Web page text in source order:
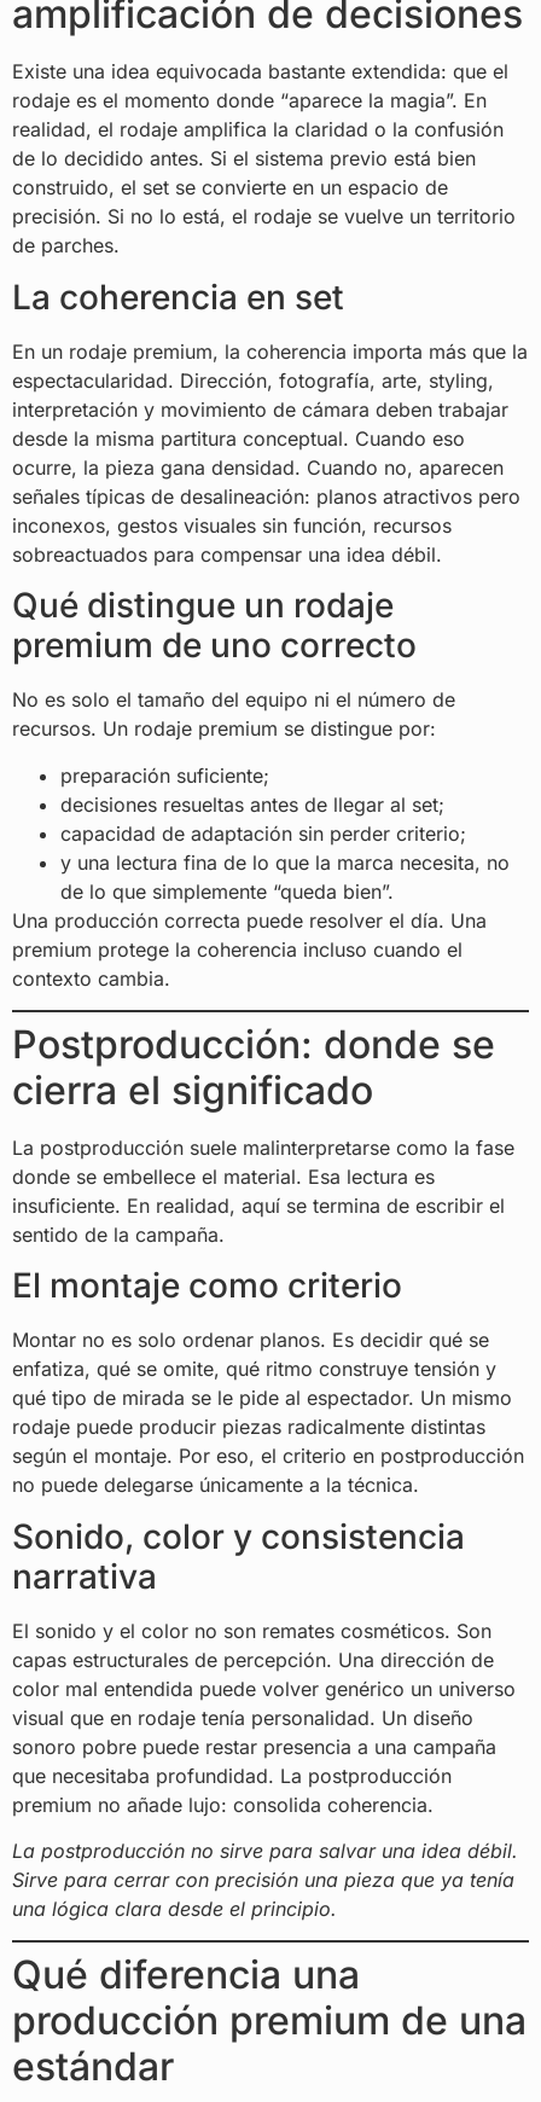
amplificación de decisiones
Existe una idea equivocada bastante extendida: que el
rodaje es el momento donde “aparece la magia”. En
realidad, el rodaje amplifica la claridad o la confusión
de lo decidido antes. Si el sistema previo está bien
construido, el set se convierte en un espacio de
precisión. Si no lo está, el rodaje se vuelve un territorio
de parches.
La coherencia en set
En un rodaje premium, la coherencia importa más que la
espectacularidad. Dirección, fotografía, arte, styling,
interpretación y movimiento de cámara deben trabajar
desde la misma partitura conceptual. Cuando eso
ocurre, la pieza gana densidad. Cuando no, aparecen
señales típicas de desalineación: planos atractivos pero
inconexos, gestos visuales sin función, recursos
sobreactuados para compensar una idea débil.
Qué distingue un rodaje
premium de uno correcto
No es solo el tamaño del equipo ni el número de
recursos. Un rodaje premium se distingue por:
preparación suficiente;
decisiones resueltas antes de llegar al set;
capacidad de adaptación sin perder criterio;
y una lectura fina de lo que la marca necesita, no
de lo que simplemente “queda bien”.
Una producción correcta puede resolver el día. Una
premium protege la coherencia incluso cuando el
contexto cambia.
Postproducción: donde se
cierra el significado
La postproducción suele malinterpretarse como la fase
donde se embellece el material. Esa lectura es
insuficiente. En realidad, aquí se termina de escribir el
sentido de la campaña.
El montaje como criterio
Montar no es solo ordenar planos. Es decidir qué se
enfatiza, qué se omite, qué ritmo construye tensión y
qué tipo de mirada se le pide al espectador. Un mismo
rodaje puede producir piezas radicalmente distintas
según el montaje. Por eso, el criterio en postproducción
no puede delegarse únicamente a la técnica.
Sonido, color y consistencia
narrativa
El sonido y el color no son remates cosméticos. Son
capas estructurales de percepción. Una dirección de
color mal entendida puede volver genérico un universo
visual que en rodaje tenía personalidad. Un diseño
sonoro pobre puede restar presencia a una campaña
que necesitaba profundidad. La postproducción
premium no añade lujo: consolida coherencia.
La postproducción no sirve para salvar una idea débil.
Sirve para cerrar con precisión una pieza que ya tenía
una lógica clara desde el principio.
Qué diferencia una
producción premium de una
estándar